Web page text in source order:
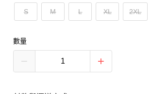
S M L XL 2XL
數量